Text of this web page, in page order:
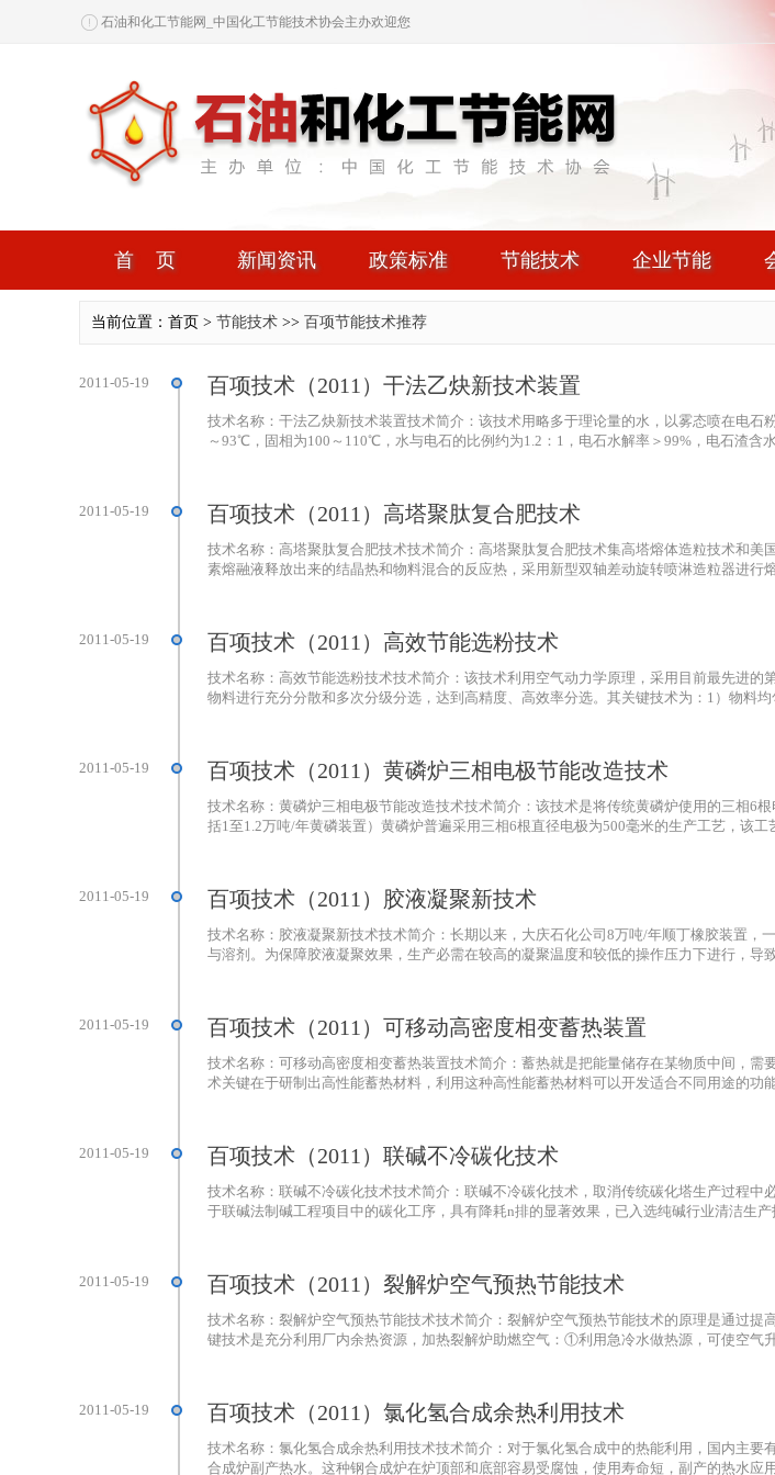
石油和化工节能网_中国化工节能技术协会主办欢迎您
首页 新闻资讯 政策标准 节能技术 企业节能
当前位置：首页 > 节能技术 >> 百项节能技术推荐
2011-05-19 百项技术（2011）干法乙炔新技术装置
技术名称：干法乙炔新技术装置技术简介：该技术用略多于理论量的水，以雾态喷在电石
～93℃，固相为100～110℃，水与电石的比例约为1.2：1，电石水解率＞99%，电石渣含
2011-05-19 百项技术（2011）高塔聚肽复合肥技术
技术名称：高塔聚肽复合肥技术技术简介：高塔聚肽复合肥技术集高塔熔体造粒技术和美
素熔融液释放出来的结晶热和物料混合的反应热，采用新型双轴差动旋转喷淋造粒器进行
2011-05-19 百项技术（2011）高效节能选粉技术
技术名称：高效节能选粉技术技术简介：该技术利用空气动力学原理，采用目前最先进的
物料进行充分分散和多次分级分选，达到高精度、高效率分选。其关键技术为：1）物料均
2011-05-19 百项技术（2011）黄磷炉三相电极节能改造技术
技术名称：黄磷炉三相电极节能改造技术技术简介：该技术是将传统黄磷炉使用的三相6
括1至1.2万吨/年黄磷装置）黄磷炉普遍采用三相6根直径电极为500毫米的生产工艺，该工
2011-05-19 百项技术（2011）胶液凝聚新技术
技术名称：胶液凝聚新技术技术简介：长期以来，大庆石化公司8万吨/年顺丁橡胶装置，
与溶剂。为保障胶液凝聚效果，生产必需在较高的凝聚温度和较低的操作压力下进行，导
2011-05-19 百项技术（2011）可移动高密度相变蓄热装置
技术名称：可移动高密度相变蓄热装置技术简介：蓄热就是把能量储存在某物质中间，需
术关键在于研制出高性能蓄热材料，利用这种高性能蓄热材料可以开发适合不同用途的功
2011-05-19 百项技术（2011）联碱不冷碳化技术
技术名称：联碱不冷碳化技术技术简介：联碱不冷碳化技术，取消传统碳化塔生产过程中
于联碱法制碱工程项目中的碳化工序，具有降耗n排的显著效果，已入选纯碱行业清洁生产
2011-05-19 百项技术（2011）裂解炉空气预热节能技术
技术名称：裂解炉空气预热节能技术技术简介：裂解炉空气预热节能技术的原理是通过提
键技术是充分利用厂内余热资源，加热裂解炉助燃空气：①利用急冷水做热源，可使空气
2011-05-19 百项技术（2011）氯化氢合成余热利用技术
技术名称：氯化氢合成余热利用技术技术简介：对于氯化氢合成中的热能利用，国内主要
合成炉副产热水。这种钢合成炉在炉顶部和底部容易受腐蚀，使用寿命短，副产的热水应